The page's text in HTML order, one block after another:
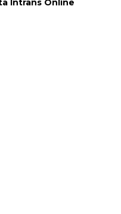
Intrans Online